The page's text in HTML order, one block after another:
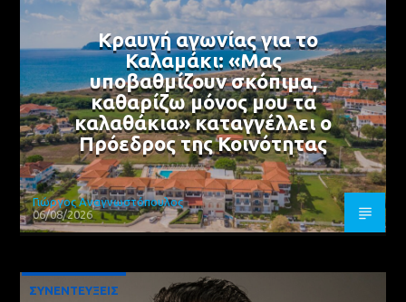
Κραυγή αγωνίας για το
Καλαμάκι: «Μας
υποβαθμίζουν σκόπιμα,
καθαρίζω μόνος μου τα
καλαθάκια» καταγγέλλει ο
Πρόεδρος της Κοινότητας
Γιώργος Αναγνωστόπουλος
06/08/2026
ΣΥΝΕΝΤΕΥΞΕΙΣ